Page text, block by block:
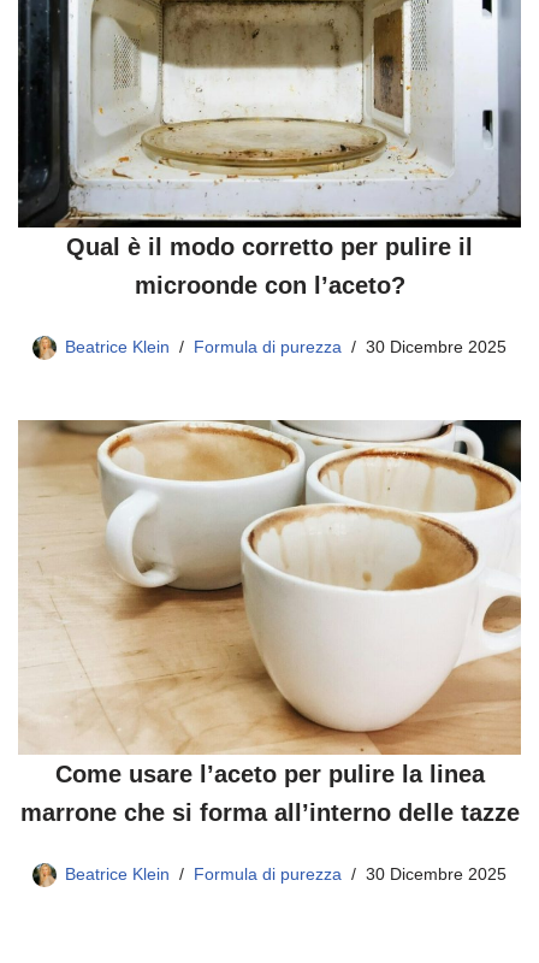
Qual è il modo corretto per pulire il
microonde con l’aceto?
Beatrice Klein Formula di purezza 30 Dicembre 2025
Come usare l’aceto per pulire la linea
marrone che si forma all’interno delle tazze
Beatrice Klein Formula di purezza 30 Dicembre 2025